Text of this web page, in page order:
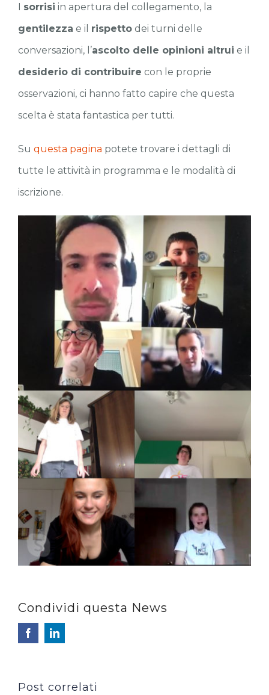
sorrisi in apertura del collegamento, la
gentilezza e il rispetto dei turni delle
conversazioni, l’ascolto delle opinioni altrui e il
desiderio di contribuire con le proprie
osservazioni, ci hanno fatto capire che questa
scelta è stata fantastica per tutti.
Su questa pagina potete trovare i dettagli di
tutte le attività in programma e le modalità di
iscrizione.
Condividi questa News
FacebookLinkedIn
Post correlati